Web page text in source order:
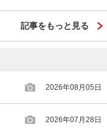
記事をもっと見る
2026年08月05日
2026年07月28日